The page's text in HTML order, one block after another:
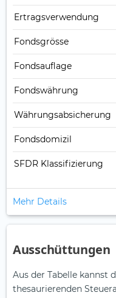
Ertrags­verwendung
Fonds­grösse
Fonds­auflage
Fonds­währung
Währungsabsicherung
Fondsdomizil
SFDR Klassifizierung
Mehr Details
Ausschüttungen
Aus der Tabelle kannst
thesaurierenden